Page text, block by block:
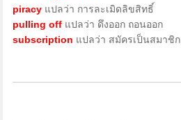
piracy แปลว่า การละเมิดลิขสิทธิ์
pulling off แปลว่า ดึงออก ถอนออก
subscription แปลว่า สมัครเป็นสมาชิก